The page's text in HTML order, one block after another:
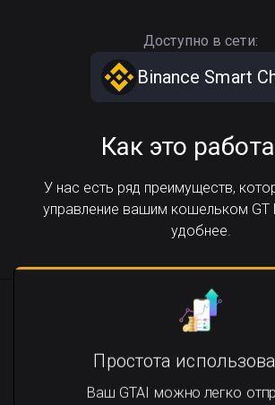
Доступно в сети:
Binance Smart
Как это
У нас есть ряд преимуществ,
управление вашим кошельком
удобнее.
Простота
Ваш GTAI можно легко